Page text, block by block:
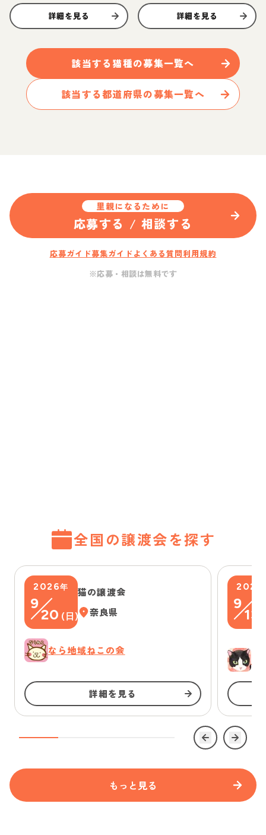
詳細を見る 詳細を見る
該当する 猫種の募集一覧へ
該当する都道府県の募集一覧へ
里親になるために
応募する / 相談する
応募ガイド募集ガイド よくある質問利用規約
※応募・相談は無料です
全国の譲渡会を探す
2026年
9
20 ( 日)
猫の譲渡会
奈良県
なら地域ねこの会
詳細を見る
2026
9
13
ゆ
もっと見る